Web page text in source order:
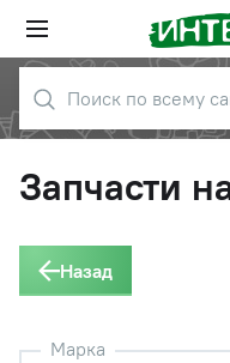
Запчасти
Назад
Марка